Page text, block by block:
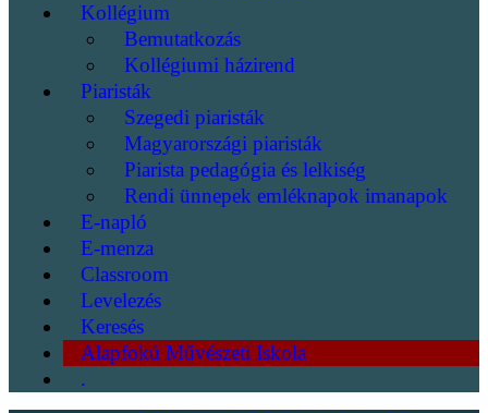
Kollégium
Bemutatkozás
Kollégiumi házirend
Piaristák
Szegedi piaristák
Magyarországi piaristák
Piarista pedagógia és lelkiség
Rendi ünnepek emléknapok imanapok
E-napló
E-menza
Classroom
Levelezés
Keresés
Alapfokú Művészeti Iskola
.